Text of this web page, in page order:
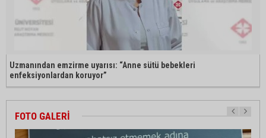
Uzmanından emzirme uyarısı: “Anne sütü bebekleri
enfeksiyonlardan koruyor”
FOTO GALERİ